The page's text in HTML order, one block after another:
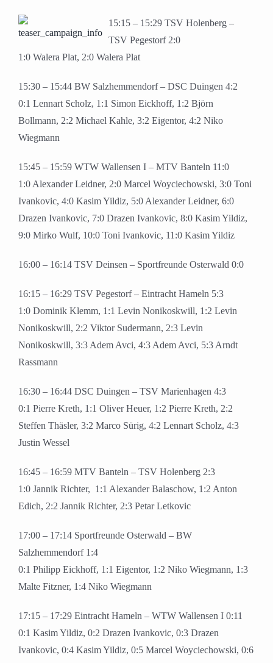
15:15 – 15:29 TSV Holenberg –
TSV Pegestorf 2:0
1:0 Walera Plat, 2:0 Walera Plat
15:30 – 15:44 BW Salzhemmendorf – DSC Duingen 4:2
0:1 Lennart Scholz, 1:1 Simon Eickhoff, 1:2 Björn
Bollmann, 2:2 Michael Kahle, 3:2 Eigentor, 4:2 Niko
Wiegmann
15:45 – 15:59 WTW Wallensen I – MTV Banteln 11:0
1:0 Alexander Leidner, 2:0 Marcel Woyciechowski, 3:0 Toni
Ivankovic, 4:0 Kasim Yildiz, 5:0 Alexander Leidner, 6:0
Drazen Ivankovic, 7:0 Drazen Ivankovic, 8:0 Kasim Yildiz,
9:0 Mirko Wulf, 10:0 Toni Ivankovic, 11:0 Kasim Yildiz
16:00 – 16:14 TSV Deinsen – Sportfreunde Osterwald 0:0
16:15 – 16:29 TSV Pegestorf – Eintracht Hameln 5:3
1:0 Dominik Klemm, 1:1 Levin Nonikoskwill, 1:2 Levin
Nonikoskwill, 2:2 Viktor Sudermann, 2:3 Levin
Nonikoskwill, 3:3 Adem Avci, 4:3 Adem Avci, 5:3 Arndt
Rassmann
16:30 – 16:44 DSC Duingen – TSV Marienhagen 4:3
0:1 Pierre Kreth, 1:1 Oliver Heuer, 1:2 Pierre Kreth, 2:2
Steffen Thäsler, 3:2 Marco Sürig, 4:2 Lennart Scholz, 4:3
Justin Wessel
16:45 – 16:59 MTV Banteln – TSV Holenberg 2:3
1:0 Jannik Richter, 1:1 Alexander Balaschow, 1:2 Anton
Edich, 2:2 Jannik Richter, 2:3 Petar Letkovic
17:00 – 17:14 Sportfreunde Osterwald – BW
Salzhemmendorf 1:4
0:1 Philipp Eickhoff, 1:1 Eigentor, 1:2 Niko Wiegmann, 1:3
Malte Fitzner, 1:4 Niko Wiegmann
17:15 – 17:29 Eintracht Hameln – WTW Wallensen I 0:11
0:1 Kasim Yildiz, 0:2 Drazen Ivankovic, 0:3 Drazen
Ivankovic, 0:4 Kasim Yildiz, 0:5 Marcel Woyciechowski, 0:6